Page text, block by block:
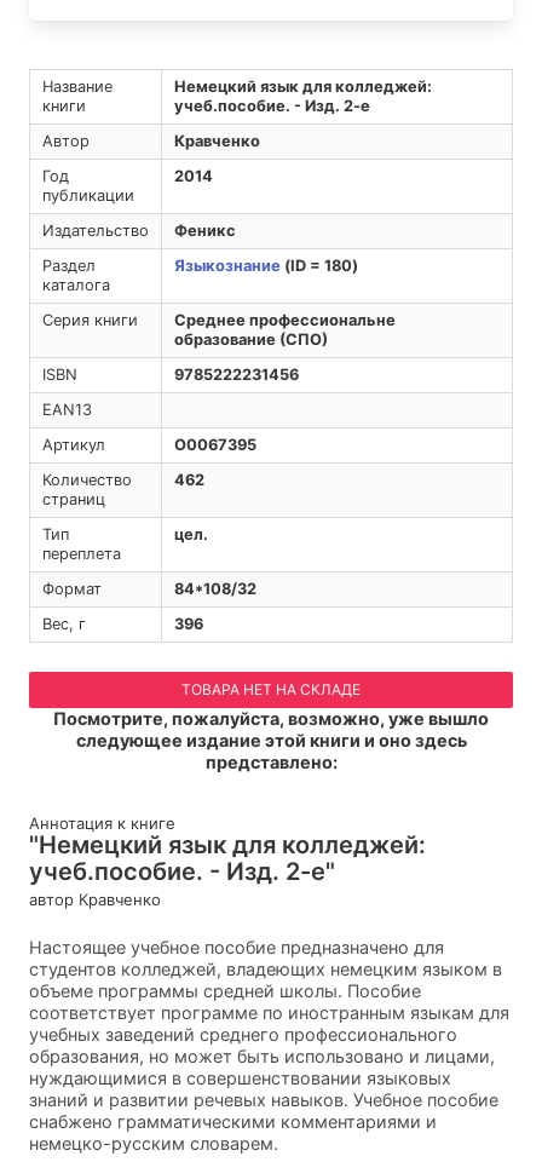
Название
книги
Немецкий язык для колледжей:
учеб.пособие. - Изд. 2-е
Автор
Кравченко
Год
публикации
2014
Издательство
Феникс
Раздел
каталога
Языкознание(ID = 180)
Серия книги
Среднее профессиональне
образование (СПО)
ISBN
9785222231456
EAN13
Артикул
O0067395
Количество
страниц
462
Тип
переплета
цел.
Формат
84*108/32
Вес, г
396
ТОВАРА НЕТ НА СКЛАДЕ
Посмотрите, пожалуйста, возможно, уже вышло
следующее издание этой книги и оно здесь
представлено:
Аннотация к книге
"Немецкий язык для колледжей:
учеб.пособие. - Изд. 2-е"
автор Кравченко
Настоящее учебное пособие предназначено для
студентов колледжей, владеющих немецким языком в
объеме программы средней школы. Пособие
соответствует программе по иностранным языкам для
учебных заведений среднего профессионального
образования, но может быть использовано и лицами,
нуждающимися в совершенствовании языковых
знаний и развитии речевых навыков. Учебное пособие
снабжено грамматическими комментариями и
немецко-русским словарем.